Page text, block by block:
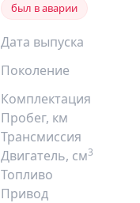
был в аварии
Дата выпуска
Поколение
Комплектация
Пробег, км
Трансмиссия
Двигатель, см3
Топливо
Привод